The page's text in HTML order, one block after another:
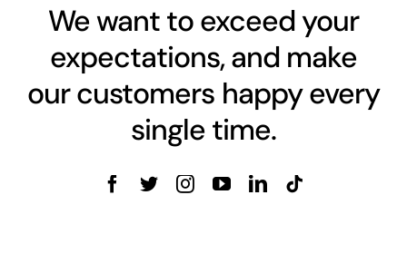
We want to exceed your
expectations, and make
our customers happy every
single time.